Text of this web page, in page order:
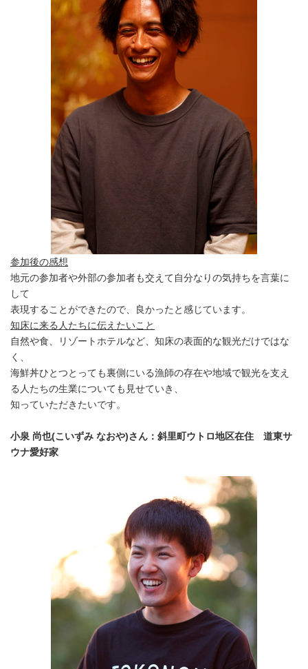
参加後の感想
地元の参加者や外部の参加者も交えて自分なりの気持ちを言葉に
して
表現することができたので、良かったと感じています。
知床に来る人たちに伝えたいこと
自然や食、リゾートホテルなど、知床の表面的な観光だけではな
く、
海鮮丼ひとつとっても裏側にいる漁師の存在や地域で観光を支え
る人たちの生業についても見せていき、
知っていただきたいです。
小泉 尚也(こいずみ なおや)さん：斜里町ウトロ地区在住 道東サ
ウナ愛好家